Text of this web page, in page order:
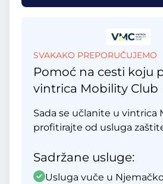
SVAKAKO PREPORUČUJEMO
Pomoć na cesti koju
vintrica Mobility Club
Sada se učlanite u vintrica
profitirajte od usluga
Sadržane usluge:
Usluga vuče u